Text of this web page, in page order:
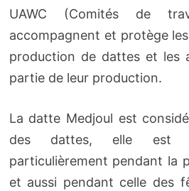
UAWC (Comités de
accompagnent et protège
production de dattes et les
partie de leur production.
La datte Medjoul est
des dattes, elle est
particulièrement pendant la
et aussi pendant celle des